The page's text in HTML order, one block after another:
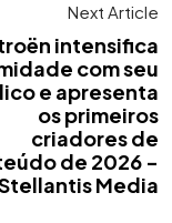
Next Article
intensifica
com seu
e apresenta
os primeiros
criadores de
de 2026 -
Media